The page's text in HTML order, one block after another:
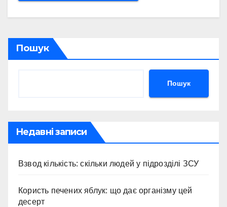
Пошук
Пошук
Недавні записи
Взвод кількість: скільки людей у підрозділі ЗСУ
Користь печених яблук: що дає організму цей
десерт